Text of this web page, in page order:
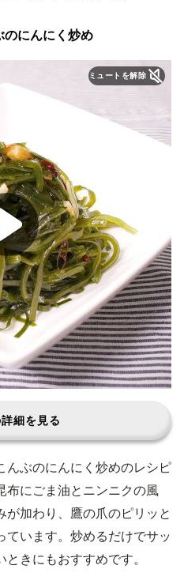
のにんにく炒め
ミュートを解除
細を見る
んぶのにんにく炒めのレシピ
布にごま油とニンニクの風
加わり、鷹の爪のピリッと
ています。炒めるだけでサッ
きにもおすすめです。